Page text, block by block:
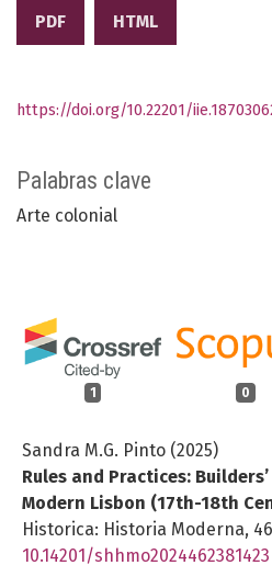
PDF HTML
Palabras clave
Arte colonial
1 0
Sandra M.G. Pinto (2025)
Rules and Practices:
Modern Lisbon (17th-18th
Historica: Historia Moderna, 46
10.14201/shhmo2024462381423
https://doi.org/10.22201/